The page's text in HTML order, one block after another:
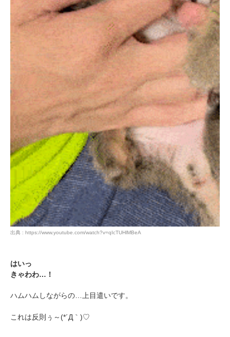
出典 : https://www.youtube.com/watch?v=qIcTUHlMBeA
はいっ
きゃわわ…！
ハムハムしながらの…上目遣いです。
これは反則ぅ～(*´Д｀)♡
閉じる
pecodogs
いぬ部をフォロー
pecocats
ねこ部をフォロー
アプリをダウンロードする